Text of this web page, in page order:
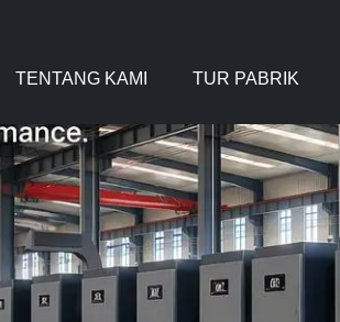
TENTANG KAMI TUR PABRIK